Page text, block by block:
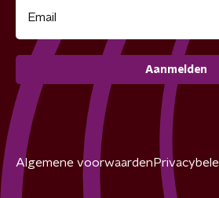
Aanmelden
Algemene voorwaarden